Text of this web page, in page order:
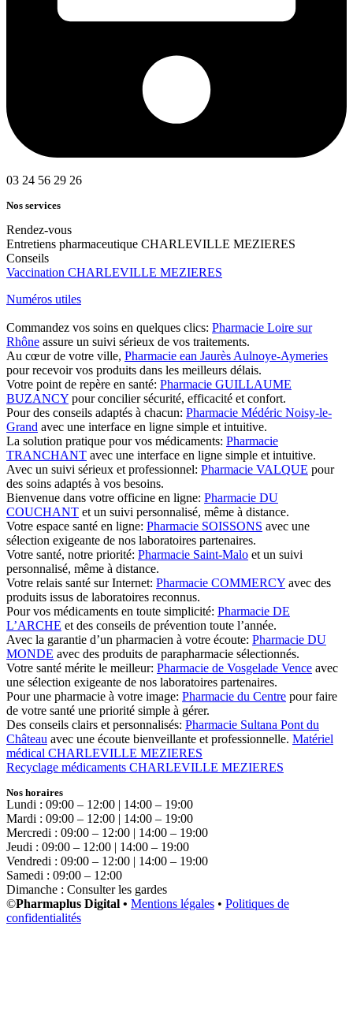
03 24 56 29 26
Nos services
Rendez-vous
Entretiens pharmaceutique CHARLEVILLE MEZIERES
Conseils
Vaccination CHARLEVILLE MEZIERES
Numéros utiles
Commandez vos soins en quelques clics: Pharmacie Loire sur
Rhône assure un suivi sérieux de vos traitements.
Au cœur de votre ville, Pharmacie ean Jaurès Aulnoye-Aymeries
pour recevoir vos produits dans les meilleurs délais.
Votre point de repère en santé: Pharmacie GUILLAUME
BUZANCY pour concilier sécurité, efficacité et confort.
Pour des conseils adaptés à chacun: Pharmacie Médéric Noisy-le-
Grand avec une interface en ligne simple et intuitive.
La solution pratique pour vos médicaments: Pharmacie
TRANCHANT avec une interface en ligne simple et intuitive.
Avec un suivi sérieux et professionnel: Pharmacie VALQUE pour
des soins adaptés à vos besoins.
Bienvenue dans votre officine en ligne: Pharmacie DU
COUCHANT et un suivi personnalisé, même à distance.
Votre espace santé en ligne: Pharmacie SOISSONS avec une
sélection exigeante de nos laboratoires partenaires.
Votre santé, notre priorité: Pharmacie Saint-Malo et un suivi
personnalisé, même à distance.
Votre relais santé sur Internet: Pharmacie COMMERCY avec des
produits issus de laboratoires reconnus.
Pour vos médicaments en toute simplicité: Pharmacie DE
L’ARCHE et des conseils de prévention toute l’année.
Avec la garantie d’un pharmacien à votre écoute: Pharmacie DU
MONDE avec des produits de parapharmacie sélectionnés.
Votre santé mérite le meilleur: Pharmacie de Vosgelade Vence avec
une sélection exigeante de nos laboratoires partenaires.
Pour une pharmacie à votre image: Pharmacie du Centre pour faire
de votre santé une priorité simple à gérer.
Des conseils clairs et personnalisés: Pharmacie Sultana Pont du
Château avec une écoute bienveillante et professionnelle. Matériel
médical CHARLEVILLE MEZIERES
Recyclage médicaments CHARLEVILLE MEZIERES
Nos horaires
Lundi : 09:00 – 12:00 | 14:00 – 19:00
Mardi : 09:00 – 12:00 | 14:00 – 19:00
Mercredi : 09:00 – 12:00 | 14:00 – 19:00
Jeudi : 09:00 – 12:00 | 14:00 – 19:00
Vendredi : 09:00 – 12:00 | 14:00 – 19:00
Samedi : 09:00 – 12:00
Dimanche : Consulter les gardes
©Pharmaplus Digital • Mentions légales • Politiques de
confidentialités